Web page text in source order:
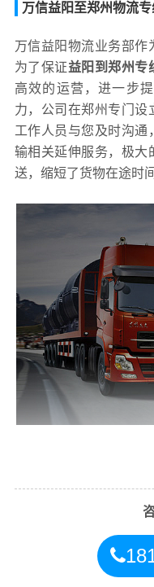
万信益阳至郑州物流
万信益阳物流业务部作
为了保证益阳到郑州专
高效的运营，进一步
力，公司在郑州专门设
工作人员与您及时沟通
输相关延伸服务，极大
送，缩短了货物在途时
同时，为了方便广大
效和物流成本要求，万
方式，以此来降低从
本，提高由益阳发货